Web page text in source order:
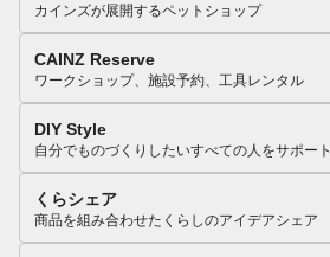
カインズが展開するペットショップ
CAINZ Reserve
ワークショップ、施設予約、工具レンタル
DIY Style
自分でものづくりしたいすべての人をサポート
くらシェア
商品を組み合わせたくらしのアイデアシェア